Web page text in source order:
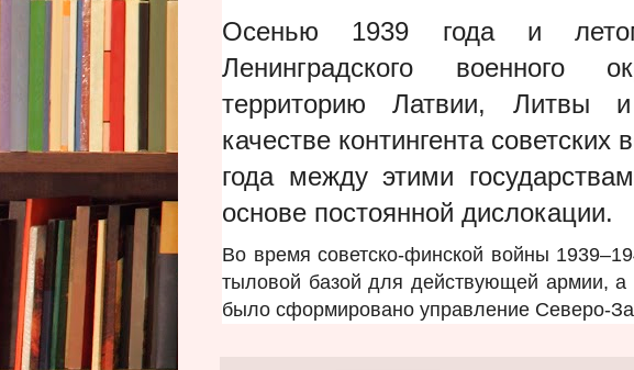
Осенью 1939 года и
Ленинградского военного
территорию Латвии, Литвы
качестве контингента
года между этими
основе постоянной дислокации.
Во время советско-финской войны
тыловой базой для действующей армии, а
было сформировано управление Северо-